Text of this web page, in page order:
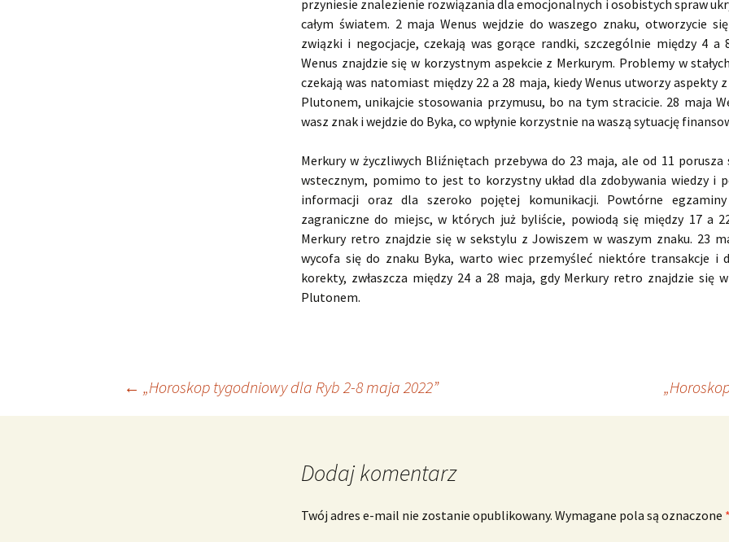
przyniesie znalezienie rozwiązania dla emocjonalnych i osobistych spraw
całym światem. 2 maja Wenus wejdzie do waszego znaku, otworzycie
związki i negocjacje, czekają was gorące randki, szczególnie między 4 a
Wenus znajdzie się w korzystnym aspekcie z Merkurym. Problemy w
czekają was natomiast między 22 a 28 maja, kiedy Wenus utworzy aspekty
Plutonem, unikajcie stosowania przymusu, bo na tym stracicie. 28 maja
wasz znak i wejdzie do Byka, co wpłynie korzystnie na waszą sytuację
Merkury w życzliwych Bliźniętach przebywa do 23 maja, ale od 11 porusza
wstecznym, pomimo to jest to korzystny układ dla zdobywania wiedzy i
informacji oraz dla szeroko pojętej komunikacji. Powtórne
zagraniczne do miejsc, w których już byliście, powiodą się między 17 a
Merkury retro znajdzie się w sekstylu z Jowiszem w waszym znaku. 23
wycofa się do znaku Byka, warto wiec przemyśleć niektóre transakcje i
korekty, zwłaszcza między 24 a 28 maja, gdy Merkury retro znajdzie się
Plutonem.
Nawigacja
← „Horoskop tygodniowy dla Ryb 2-8 maja 2022”
Dodaj komentarz
Twój adres e-mail nie zostanie opublikowany. Wymagane pola są oznaczone *